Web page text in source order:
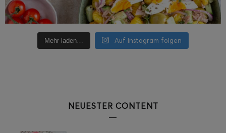
Mehr laden… Auf Instagram folgen
NEUESTER CONTENT